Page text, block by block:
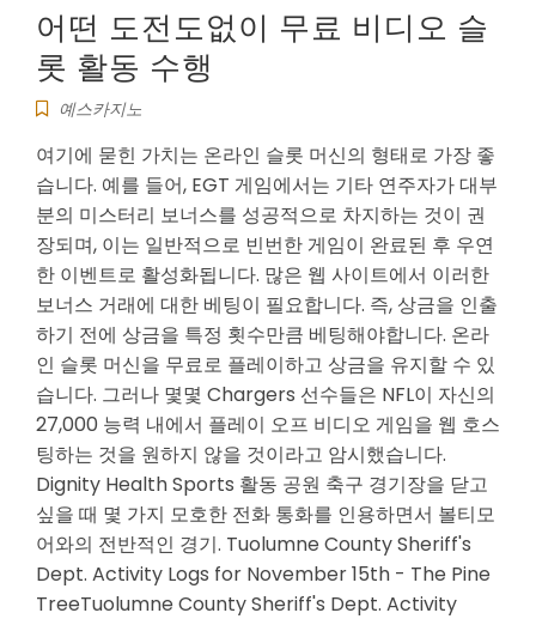
어떤 도전도없이 무료 비디오 슬
롯 활동 수행
예스카지노
여기에 묻힌 가치는 온라인 슬롯 머신의 형태로 가장 좋
습니다. 예를 들어, EGT 게임에서는 기타 연주자가 대부
분의 미스터리 보너스를 성공적으로 차지하는 것이 권
장되며, 이는 일반적으로 빈번한 게임이 완료된 후 우연
한 이벤트로 활성화됩니다. 많은 웹 사이트에서 이러한
보너스 거래에 대한 베팅이 필요합니다. 즉, 상금을 인출
하기 전에 상금을 특정 횟수만큼 베팅해야합니다. 온라
인 슬롯 머신을 무료로 플레이하고 상금을 유지할 수 있
습니다. 그러나 몇몇 Chargers 선수들은 NFL이 자신의
27,000 능력 내에서 플레이 오프 비디오 게임을 웹 호스
팅하는 것을 원하지 않을 것이라고 암시했습니다.
Dignity Health Sports 활동 공원 축구 경기장을 닫고
싶을 때 몇 가지 모호한 전화 통화를 인용하면서 볼티모
어와의 전반적인 경기. Tuolumne County Sheriff's
Dept. Activity Logs for November 15th - The Pine
TreeTuolumne County Sheriff's Dept. Activity